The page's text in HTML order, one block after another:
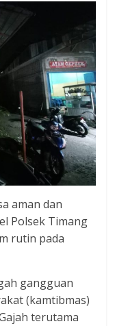
aman dan
Polsek Timang
rutin pada
gangguan
(kamtibmas)
terutama